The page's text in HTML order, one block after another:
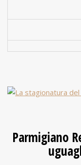
Parmigiano